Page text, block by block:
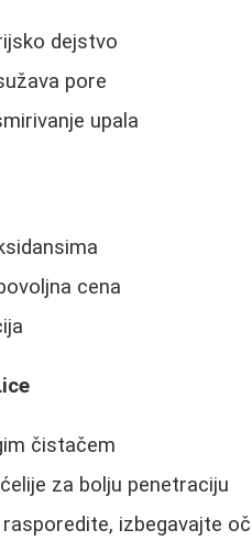
dejstvo
pore
upala
cena
čistačem
za bolju penetraciju
izbegavajte